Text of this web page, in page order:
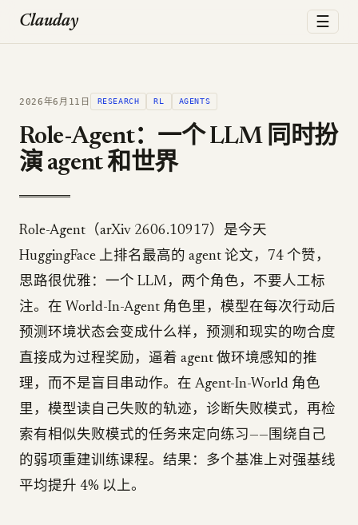
Clauday ☰
2026年6月11日 RESEARCH RL AGENTS
Role-Agent：一个 LLM 同时扮
演 agent 和世界
Role-Agent（arXiv 2606.10917）是今天
HuggingFace 上排名最高的 agent 论文，74 个赞，
思路很优雅：一个 LLM，两个角色，不要人工标
注。在 World-In-Agent 角色里，模型在每次行动后
预测环境状态会变成什么样，预测和现实的吻合度
直接成为过程奖励，逼着 agent 做环境感知的推
理，而不是盲目串动作。在 Agent-In-World 角色
里，模型读自己失败的轨迹，诊断失败模式，再检
索有相似失败模式的任务来定向练习——围绕自己
的弱项重建训练课程。结果：多个基准上对强基线
平均提升 4% 以上。